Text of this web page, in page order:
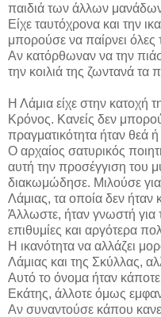
παιδιά των άλλων
Είχε ταυτόχρονα και την
μπορούσε να παίρνει όλες
Αν κατόρθωναν να την
την κοιλιά της ζωντανά τα
Η Λάμια είχε στην κατοχή
Κρόνος. Κανείς δεν
πραγματικότητα ήταν θεά ή
Ο αρχαίος σατυρικός
αυτή την προσέγγιση του
διακωμώδησε. Μιλούσε
Λάμιας, τα οποία δεν ήταν
Άλλωστε, ήταν γνωστή για
επιθυμίες και αργότερα
Η ικανότητα να αλλάζει
Λάμιας και της Σκύλλας,
Αυτό το όνομα ήταν
Εκάτης, άλλοτε όμως
Αν συναντούσε κάπου